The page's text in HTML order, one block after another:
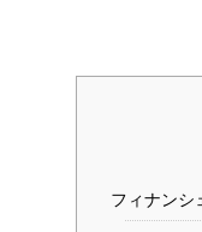
フィナン